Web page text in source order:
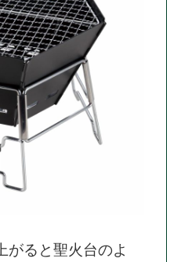
がると聖火台のよ